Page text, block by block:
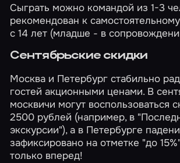
Сыграть можно командой из 1-3
рекомендован к
с 14 лет (младше - в
Сентябрьские скидки
Москва и Петербург стабильно
гостей акционными ценами. В
москвичи могут воспользоваться
2500 рублей (например, в
экскурсии"), а в Петербурге
зафиксировано на отметке "до
только вперед!